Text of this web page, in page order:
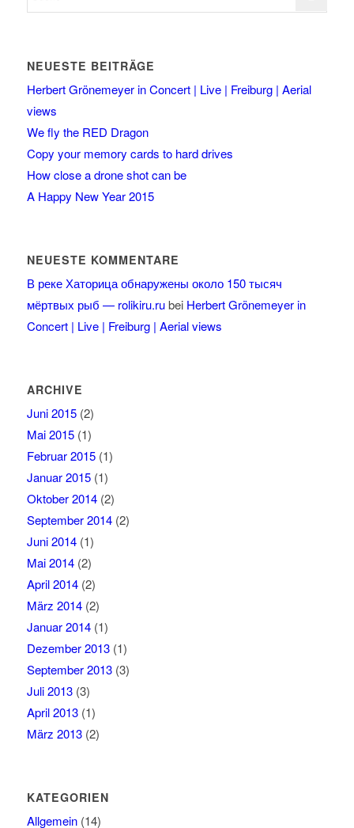
NEUESTE BEITRÄGE
Herbert Grönemeyer in Concert | Live | Freiburg | Aerial
views
We fly the RED Dragon
Copy your memory cards to hard drives
How close a drone shot can be
A Happy New Year 2015
NEUESTE KOMMENTARE
В реке Хаторица обнаружены около 150 тысяч
мёртвых рыб — rolikiru.rubei Herbert Grönemeyer in
Concert | Live | Freiburg | Aerial views
ARCHIVE
Juni 2015(2)
Mai 2015(1)
Februar 2015(1)
Januar 2015(1)
Oktober 2014(2)
September 2014(2)
Juni 2014(1)
Mai 2014(2)
April 2014(2)
März 2014(2)
Januar 2014(1)
Dezember 2013(1)
September 2013(3)
Juli 2013(3)
April 2013(1)
März 2013(2)
KATEGORIEN
Allgemein(14)